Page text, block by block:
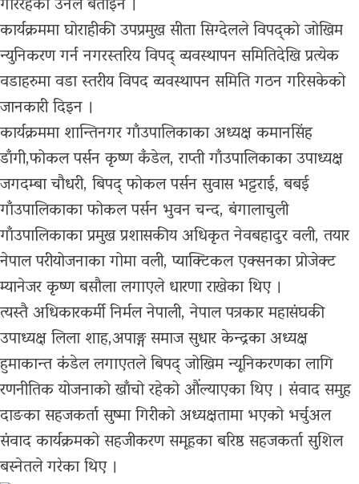
कार्यक्रममा घोराहीकी उपप्रमुख सीता सिग्देलले विपद्को जोखिम
न्युनिकरण गर्न नगरस्तरिय विपद् व्यवस्थापन समितिदेखि प्रत्येक
वडाहरुमा वडा स्तरीय विपद व्यवस्थापन समिति गठन गरिसकेको
जानकारी दिइन ।
कार्यक्रममा शान्तिनगर गाँउपालिकाका अध्यक्ष कमानसिंह
डाँगी,फोकल पर्सन कृष्ण कँडेल, राप्ती गाँउपालिकाका उपाध्यक्ष
जगदम्बा चौधरी, बिपद् फोकल पर्सन सुवास भट्टराई, बबई
गाँउपालिकाका फोकल पर्सन भुवन चन्द, बंगालाचुली
गाँउपालिकाका प्रमुख प्रशासकीय अधिकृत नेवबहादुर वली, तयार
नेपाल परीयोजनाका गोमा वली, प्याक्टिकल एक्सनका प्रोजेक्ट
म्यानेजर कृष्ण बसौला लगाएले धारणा राखेका थिए ।
त्यस्तै अधिकारकर्मी निर्मल नेपाली, नेपाल पत्रकार महासंघकी
उपाध्यक्ष लिला शाह,अपाङ्ग समाज सुधार केन्द्रका अध्यक्ष
हुमाकान्त कंडेल लगाएतले बिपद् जोखिम न्यूनिकरणका लागि
रणनीतिक योजनाको खाँचो रहेको औंल्याएका थिए । संवाद समुह
दाङका सहजकर्ता सुष्मा गिरीको अध्यक्षतामा भएको भर्चुअल
संवाद कार्यक्रमको सहजीकरण समूहका बरिष्ठ सहजकर्ता सुशिल
बस्नेतले गरेका थिए ।